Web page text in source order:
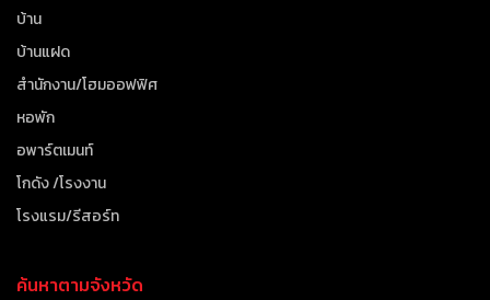
บ้าน
บ้านแฝด
สำนักงาน/โฮมออฟฟิศ
หอพัก
อพาร์ตเมนท์
โกดัง /โรงงาน
โรงแรม/รีสอร์ท
ค้นหาตามจังหวัด